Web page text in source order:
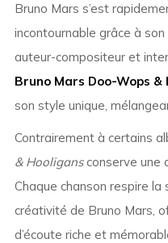
Bruno Mars s’est
incontournable grâce à
auteur-compositeur et
Bruno Mars Doo-Wops &
son style unique,
Contrairement à certains
& Hooligansconserve une
Chaque chanson respire
créativité de Bruno Mars,
d’écoute riche et